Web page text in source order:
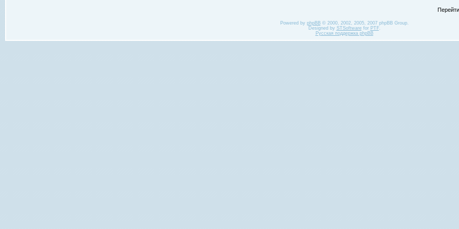
Powered by phpBB© 2000, 2002, 2005, 2007 phpBB Group.
Designed by STSoftwarefor PTF.
Русская поддержка phpBB